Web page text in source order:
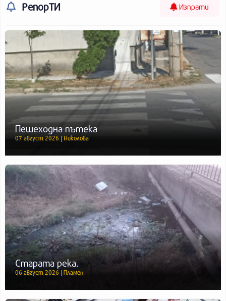
РепорТИ Изпрати
Пешеходна пътека
07 август 2026 | Николова
Старата река.
06 август 2026 | Пламен